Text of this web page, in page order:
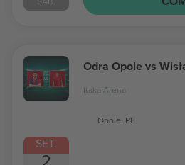
SET.
2
Odra Opole vs
Itaka Arena
Opole, PL